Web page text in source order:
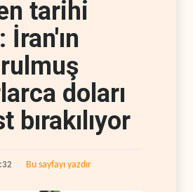
tarihi
İran'ın
doları
bırakılıyor
Bu sayfayı yazdır